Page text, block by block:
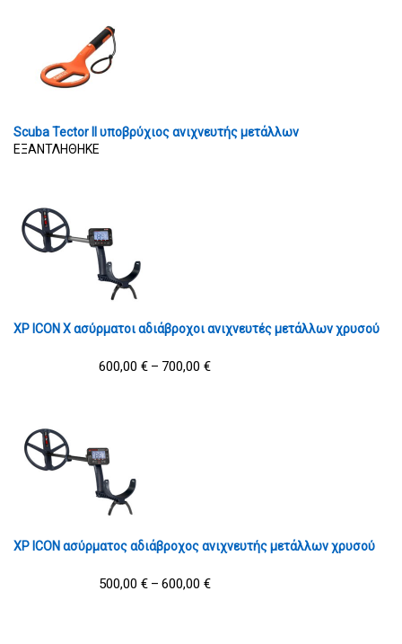
Scuba Tector II υποβρύχιος ανιχνευτής μετάλλων
ΕΞΑΝΤΛΗΘΗΚΕ
XP ICON X ασύρματοι αδιάβροχοι ανιχνευτές μετάλλων χρυσού
600,00 € – 700,00 €
XP ICON ασύρματος αδιάβροχος ανιχνευτής μετάλλων χρυσού
500,00 € – 600,00 €